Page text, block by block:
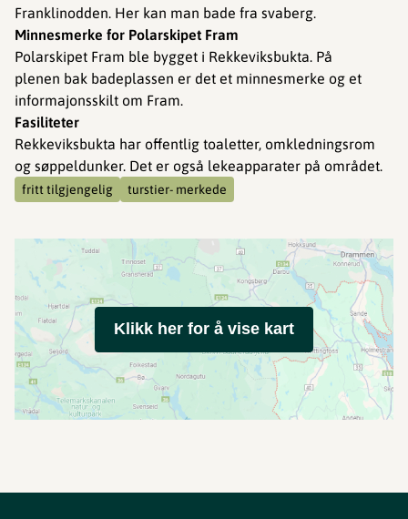
Franklinodden. Her kan man bade fra svaberg.
Minnesmerke for Polarskipet Fram
Polarskipet Fram ble bygget i Rekkeviksbukta. På
plenen bak badeplassen er det et minnesmerke og et
informajonsskilt om Fram.
Fasiliteter
Rekkeviksbukta har offentlig toaletter, omkledningsrom
og søppeldunker. Det er også lekeapparater på området.
fritt tilgjengelig turstier- merkede
Klikk her for å vise kart